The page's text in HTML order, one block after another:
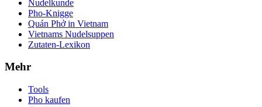
Nudelkunde
Pho-Knigge
Quán Phở in Vietnam
Vietnams Nudelsuppen
Zutaten-Lexikon
Mehr
Tools
Pho kaufen